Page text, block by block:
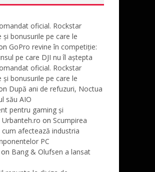
oficial. Rockstar
și bonusurile pe care le
GoPro revine în competiție:
pe care DJI nu îl aștepta
oficial. Rockstar
și bonusurile pe care le
După ani de refuzuri, Noctua
său AIO
pentru gaming și
on Scumpirea
afectează industria
PC
on Bang & Olufsen a lansat